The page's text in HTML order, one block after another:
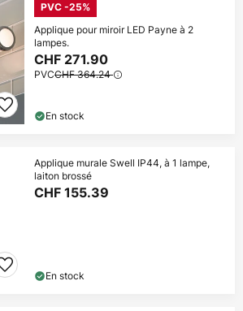
PVC -25%
Applique pour miroir LED Payne à 2
lampes.
CHF 271.90
PVCCHF 364.24
En stock
Applique murale Swell IP44, à 1 lampe,
laiton brossé
CHF 155.39
En stock